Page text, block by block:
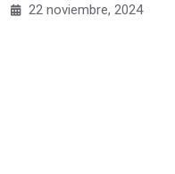
22 noviembre, 2024